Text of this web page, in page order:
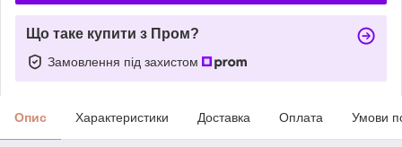
Що таке купити з Пром?
Замовлення під захистом
Опис Характеристики Доставка Оплата Умови